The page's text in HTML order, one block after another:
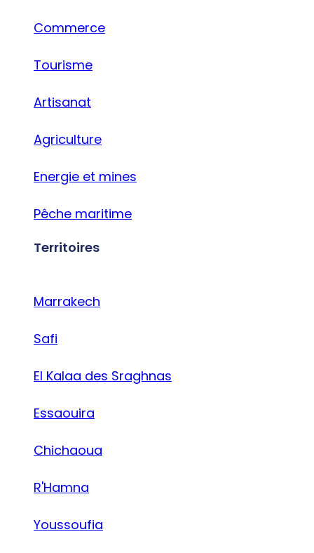
Commerce
Tourisme
Artisanat
Agriculture
Energie et mines
Pêche maritime
Territoires
Marrakech
Safi
El Kalaa des Sraghnas
Essaouira
Chichaoua
R'Hamna
Youssoufia